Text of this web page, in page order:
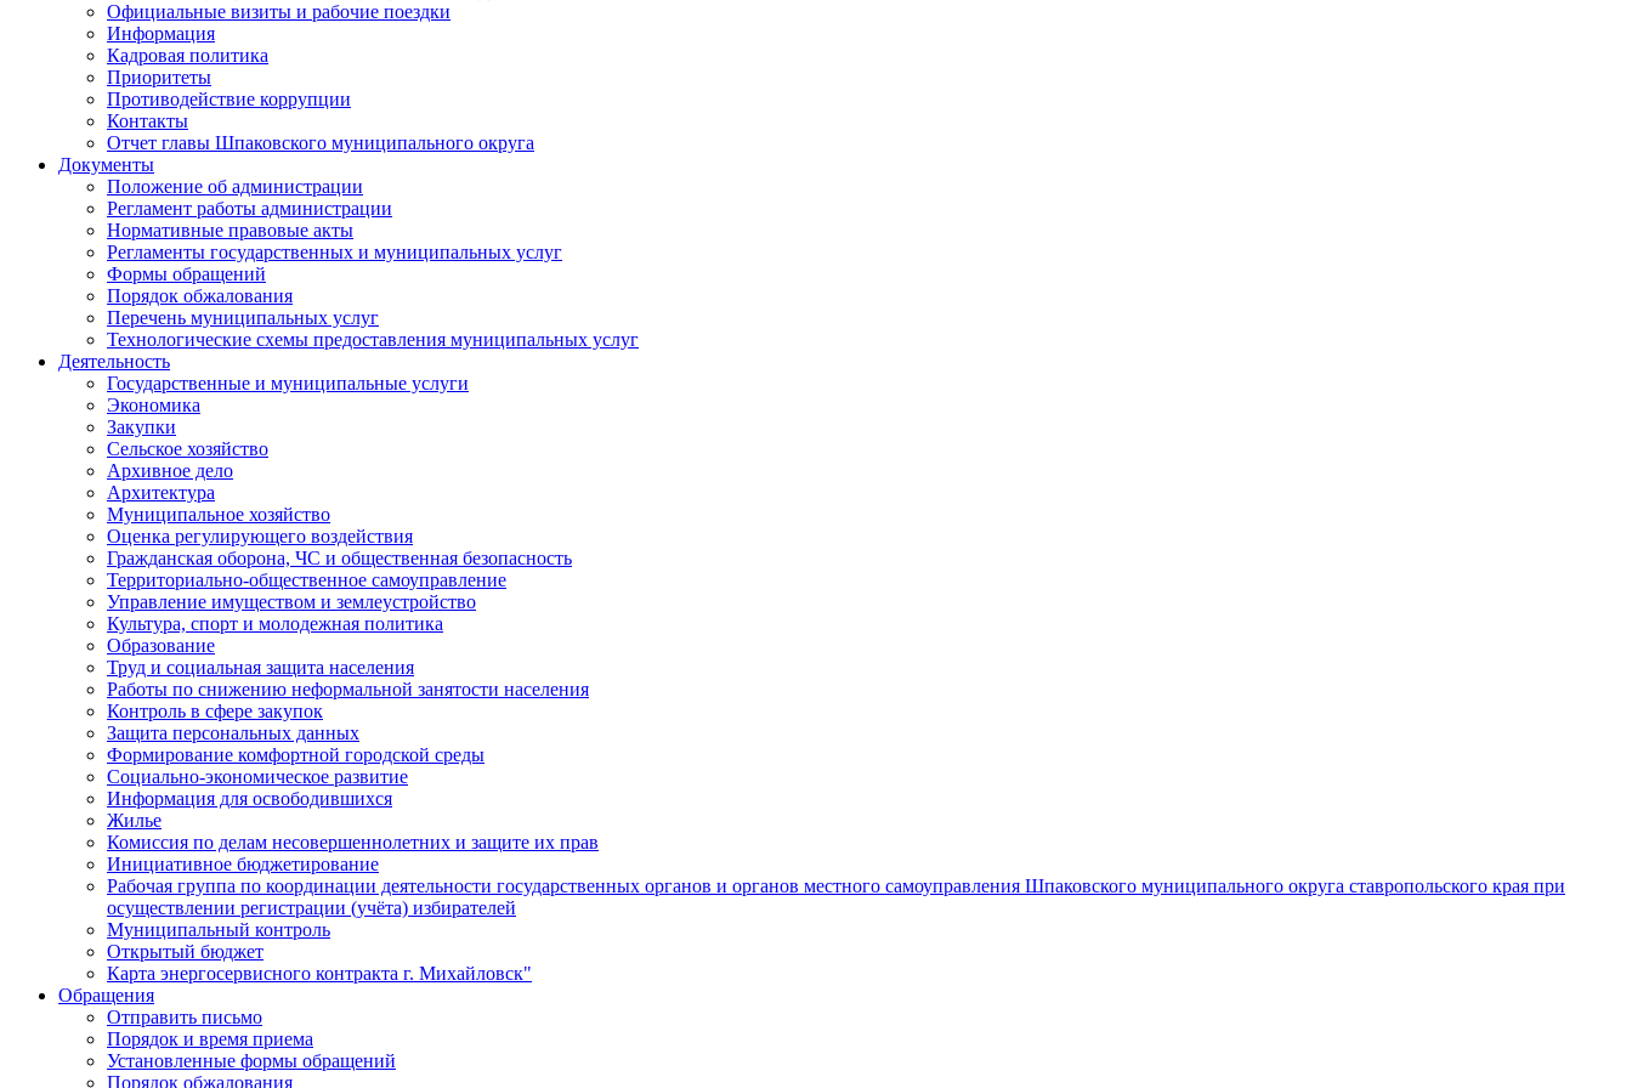
Официальные визиты и рабочие поездки
Информация
Кадровая политика
Приоритеты
Противодействие коррупции
Контакты
Отчет главы Шпаковского муниципального округа
Документы
Положение об администрации
Регламент работы администрации
Нормативные правовые акты
Регламенты государственных и муниципальных услуг
Формы обращений
Порядок обжалования
Перечень муниципальных услуг
Технологические схемы предоставления муниципальных услуг
Деятельность
Государственные и муниципальные услуги
Экономика
Закупки
Сельское хозяйство
Архивное дело
Архитектура
Муниципальное хозяйство
Оценка регулирующего воздействия
Гражданская оборона, ЧС и общественная безопасность
Территориально-общественное самоуправление
Управление имуществом и землеустройство
Культура, спорт и молодежная политика
Образование
Труд и социальная защита населения
Работы по снижению неформальной занятости населения
Контроль в сфере закупок
Защита персональных данных
Формирование комфортной городской среды
Социально-экономическое развитие
Информация для освободившихся
Жилье
Комиссия по делам несовершеннолетних и защите их прав
Инициативное бюджетирование
Рабочая группа по координации деятельности государственных органов и органов местного самоуправления Шпаковского муниципального округа ставропольского края при
осуществлении регистрации (учёта) избирателей
Муниципальный контроль
Открытый бюджет
Карта энергосервисного контракта г. Михайловск"
Обращения
Отправить письмо
Порядок и время приема
Установленные формы обращений
Порядок обжалования